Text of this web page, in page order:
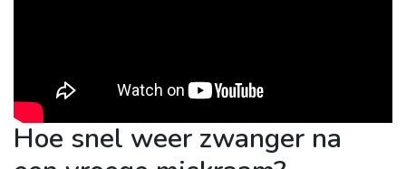
Hoe snel weer zwanger na